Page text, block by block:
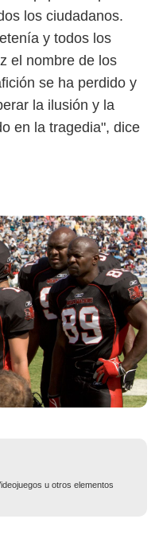
los ciudadanos.
y todos los
el nombre de los
se ha perdido y
la ilusión y la
en la tragedia", dice
u otros elementos